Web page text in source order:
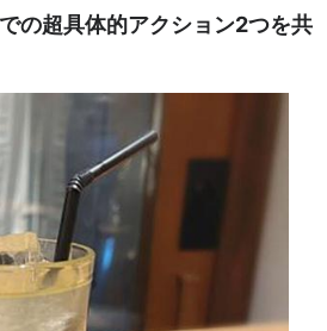
の超具体的アクション2つを共